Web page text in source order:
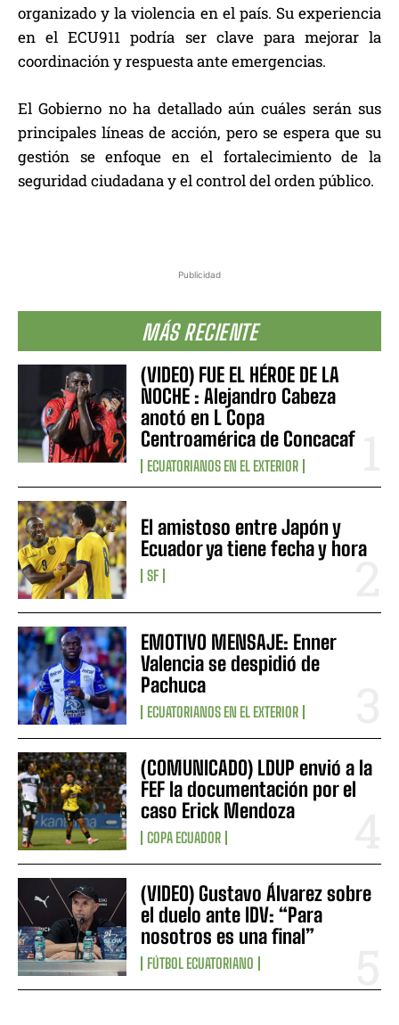
Publicidad
MÁS RECIENTE
(VIDEO) FUE EL HÉROE DE LA
NOCHE : Alejandro Cabeza
anotó en L Copa
Centroamérica de Concacaf
ECUATORIANOS EN EL EXTERIOR
El amistoso entre Japón y
Ecuador ya tiene fecha y hora
SF
EMOTIVO MENSAJE: Enner
Valencia se despidió de
Pachuca
ECUATORIANOS EN EL EXTERIOR
(COMUNICADO) LDUP envió a la
FEF la documentación por el
caso Erick Mendoza
COPA ECUADOR
(VIDEO) Gustavo Álvarez sobre
el duelo ante IDV: “Para
nosotros es una final”
FÚTBOL ECUATORIANO
organizado y la violencia en el país. Su experiencia
en el ECU911 podría ser clave para mejorar la
coordinación y respuesta ante emergencias.
El Gobierno no ha detallado aún cuáles serán sus
principales líneas de acción, pero se espera que su
gestión se enfoque en el fortalecimiento de la
seguridad ciudadana y el control del orden público.